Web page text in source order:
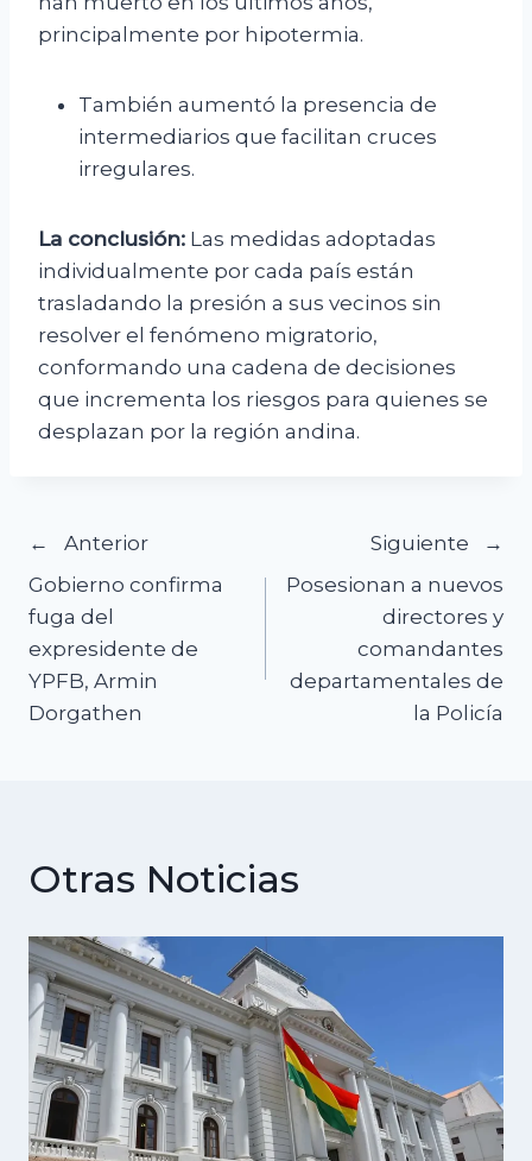
principalmente por hipotermia.
También aumentó la presencia de
intermediarios que facilitan cruces
irregulares.
La conclusión: Las medidas adoptadas
individualmente por cada país están
trasladando la presión a sus vecinos sin
resolver el fenómeno migratorio,
conformando una cadena de decisiones
que incrementa los riesgos para quienes se
desplazan por la región andina.
Navegación
de
entradas
Anterior
Gobierno confirma
fuga del
expresidente de
YPFB, Armin
Dorgathen
Siguiente
Posesionan a nuevos
directores y
comandantes
departamentales de
la Policía
Otras Noticias